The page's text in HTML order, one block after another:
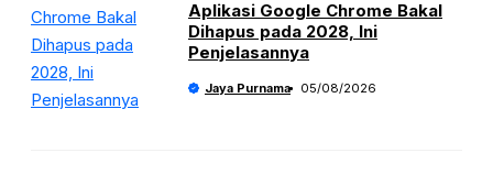
Aplikasi Google Chrome Bakal
Dihapus pada 2028, Ini
Penjelasannya
Jaya Purnama 05/08/2026